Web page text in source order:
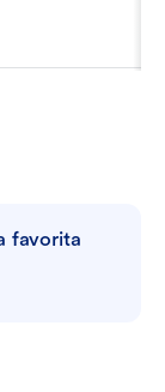
favorita